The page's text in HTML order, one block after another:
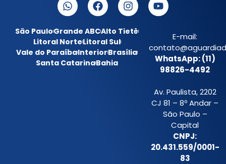
São PauloGrande ABCAlto Tietê
Litoral NorteLitoral Sul
Vale do ParaíbaInteriorBrasília
Santa CatarinaBahia
E-mail:
WhatsApp: (11)
98826-4492
Av. Paulista, 2202
CJ 81 – 8º Andar –
São Paulo –
Capital
CNPJ:
20.431.559/0001-
83